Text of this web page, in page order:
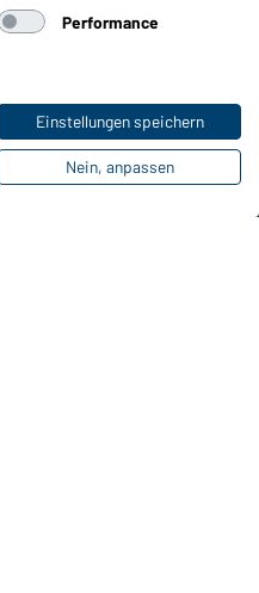
Performance
Einstellungen speichern
Nein, anpassen